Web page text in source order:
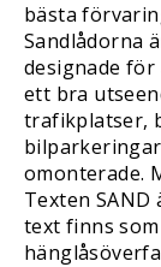
bästa
Sandlådorna
designade
ett bra
trafikplatser,
omonterade.
Texten SAND
text finns